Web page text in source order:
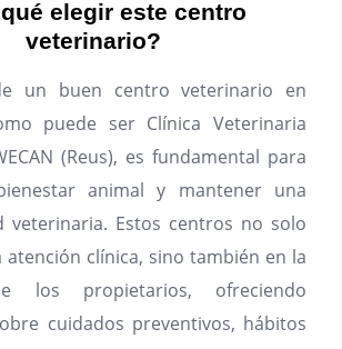
elegir este centro
veterinario?
un buen centro veterinario en
puede ser Clínica Veterinaria
(Reus), es fundamental para
animal y mantener una
veterinaria. Estos centros no solo
atención clínica, sino también en la
los propietarios, ofreciendo
cuidados preventivos, hábitos